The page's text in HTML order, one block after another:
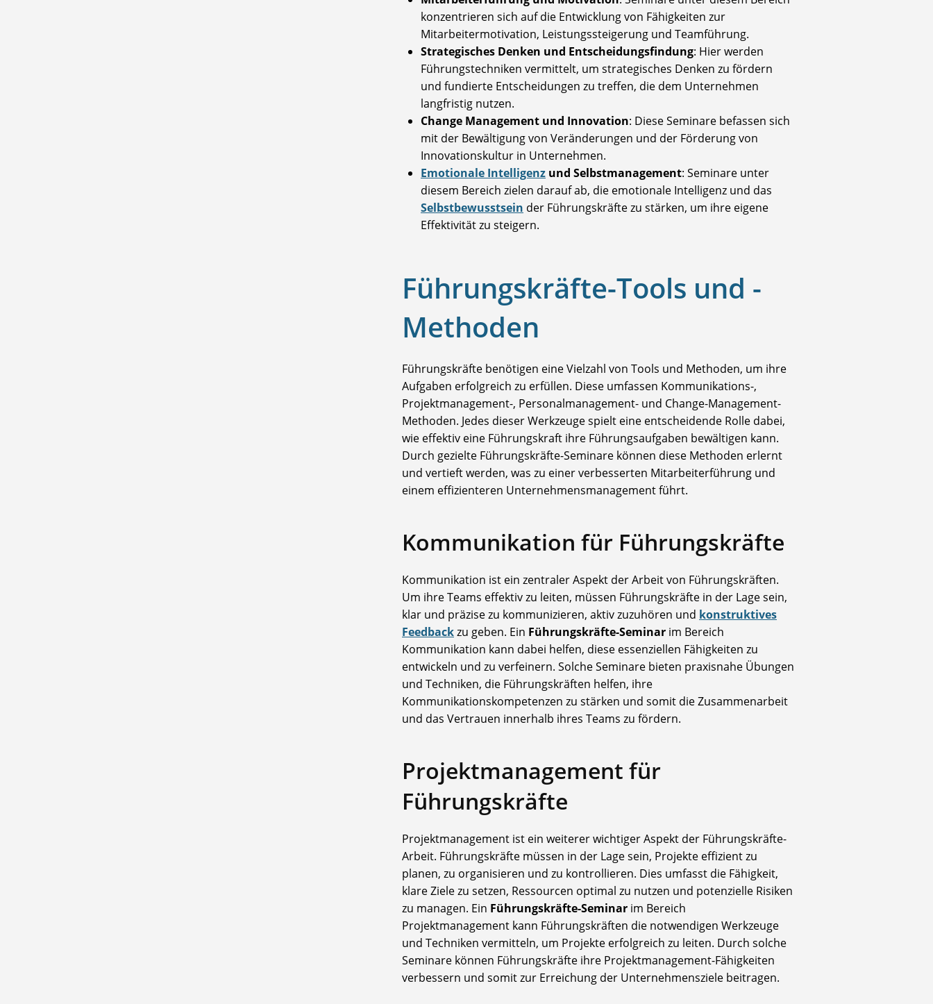
konzentrieren sich auf die Entwicklung von Fähigkeiten zur
Mitarbeitermotivation, Leistungssteigerung und Teamführung.
Strategisches Denken und Entscheidungsfindung: Hier werden
Führungstechniken vermittelt, um strategisches Denken zu fördern
und fundierte Entscheidungen zu treffen, die dem Unternehmen
langfristig nutzen.
Change Management und Innovation: Diese Seminare befassen sich
mit der Bewältigung von Veränderungen und der Förderung von
Innovationskultur in Unternehmen.
Emotionale Intelligenz und Selbstmanagement: Seminare unter
diesem Bereich zielen darauf ab, die emotionale Intelligenz und das
Selbstbewusstsein der Führungskräfte zu stärken, um ihre eigene
Effektivität zu steigern.
Führungskräfte-Tools und -
Methoden
Führungskräfte benötigen eine Vielzahl von Tools und Methoden, um ihre
Aufgaben erfolgreich zu erfüllen. Diese umfassen Kommunikations-,
Projektmanagement-, Personalmanagement- und Change-Management-
Methoden. Jedes dieser Werkzeuge spielt eine entscheidende Rolle dabei,
wie effektiv eine Führungskraft ihre Führungsaufgaben bewältigen kann.
Durch gezielte Führungskräfte-Seminare können diese Methoden erlernt
und vertieft werden, was zu einer verbesserten Mitarbeiterführung und
einem effizienteren Unternehmensmanagement führt.
Kommunikation für Führungskräfte
Kommunikation ist ein zentraler Aspekt der Arbeit von Führungskräften.
Um ihre Teams effektiv zu leiten, müssen Führungskräfte in der Lage sein,
klar und präzise zu kommunizieren, aktiv zuzuhören und konstruktives
Feedbackzu geben. Ein Führungskräfte-Seminar im Bereich
Kommunikation kann dabei helfen, diese essenziellen Fähigkeiten zu
entwickeln und zu verfeinern. Solche Seminare bieten praxisnahe Übungen
und Techniken, die Führungskräften helfen, ihre
Kommunikationskompetenzen zu stärken und somit die Zusammenarbeit
und das Vertrauen innerhalb ihres Teams zu fördern.
Projektmanagement für
Führungskräfte
Projektmanagement ist ein weiterer wichtiger Aspekt der Führungskräfte-
Arbeit. Führungskräfte müssen in der Lage sein, Projekte effizient zu
planen, zu organisieren und zu kontrollieren. Dies umfasst die Fähigkeit,
klare Ziele zu setzen, Ressourcen optimal zu nutzen und potenzielle Risiken
zu managen. Ein Führungskräfte-Seminar im Bereich
Projektmanagement kann Führungskräften die notwendigen Werkzeuge
und Techniken vermitteln, um Projekte erfolgreich zu leiten. Durch solche
Seminare können Führungskräfte ihre Projektmanagement-Fähigkeiten
verbessern und somit zur Erreichung der Unternehmensziele beitragen.